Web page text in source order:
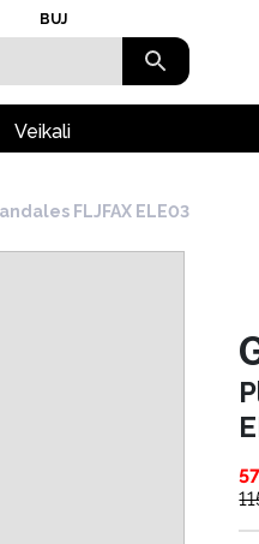
BUJ
Veikali
FLJFAX ELE03